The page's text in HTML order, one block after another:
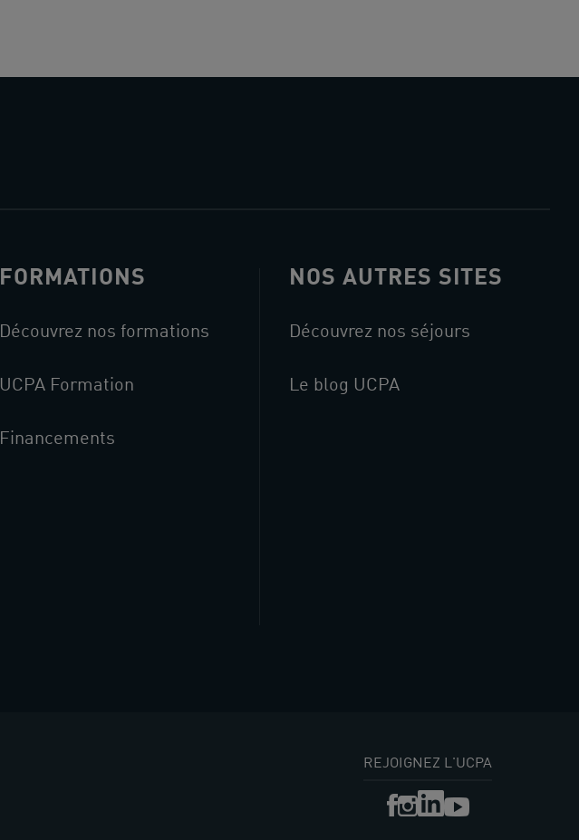
FORMATIONS
Découvrez nos formations
UCPA Formation
Financements
NOS AUTRES SITES
Découvrez nos séjours
Le blog UCPA
REJOIGNEZ L'UCPA